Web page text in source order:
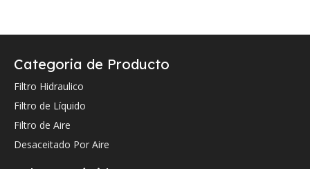
Categoria de Producto
Filtro Hidraulico
Filtro de Líquido
Filtro de Aire
Desaceitado Por Aire